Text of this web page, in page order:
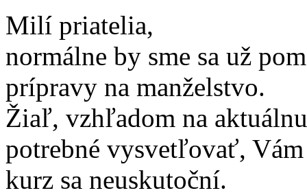
Milí priatelia,
normálne by sme sa už
prípravy na manželstvo.
Žiaľ, vzhľadom na
potrebné vysvetľovať,
kurz sa neuskutoční.